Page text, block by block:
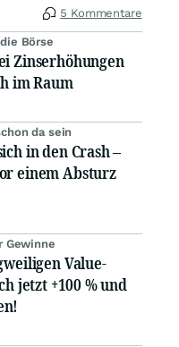
5 Kommentare
Börse
Zinserhöhungen
im Raum
da sein
in den Crash –
einem Absturz
Gewinne
Value-
jetzt +100 % und